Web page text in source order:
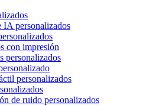
IA personalizados
con impresión
personalizados
personalizados
de ruido personalizados